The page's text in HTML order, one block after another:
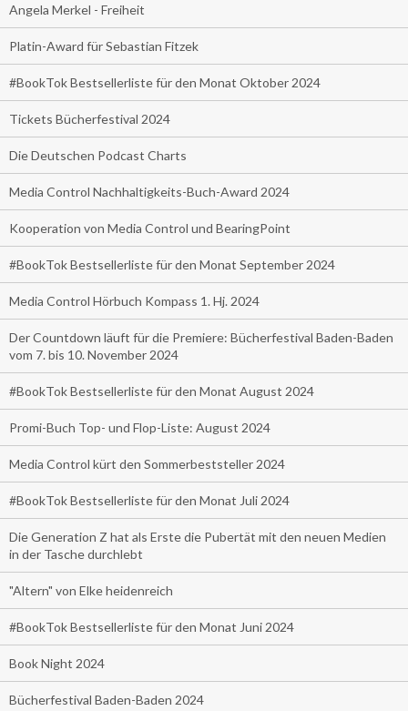
Angela Merkel - Freiheit
Platin-Award für Sebastian Fitzek
#BookTok Bestsellerliste für den Monat Oktober 2024
Tickets Bücherfestival 2024
Die Deutschen Podcast Charts
Media Control Nachhaltigkeits-Buch-Award 2024
Kooperation von Media Control und BearingPoint
#BookTok Bestsellerliste für den Monat September 2024
Media Control Hörbuch Kompass 1. Hj. 2024
Der Countdown läuft für die Premiere: Bücherfestival Baden-Baden
vom 7. bis 10. November 2024
#BookTok Bestsellerliste für den Monat August 2024
Promi-Buch Top- und Flop-Liste: August 2024
Media Control kürt den Sommerbeststeller 2024
#BookTok Bestsellerliste für den Monat Juli 2024
Die Generation Z hat als Erste die Pubertät mit den neuen Medien
in der Tasche durchlebt
"Altern" von Elke heidenreich
#BookTok Bestsellerliste für den Monat Juni 2024
Book Night 2024
Bücherfestival Baden-Baden 2024